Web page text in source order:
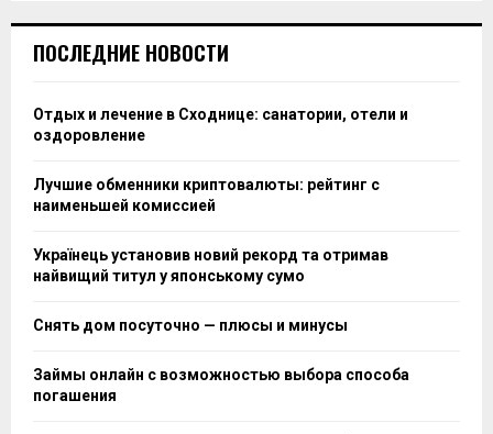
ПОСЛЕДНИЕ НОВОСТИ
Отдых и лечение в Сходнице: санатории, отели и
оздоровление
Лучшие обменники криптовалюты: рейтинг с
наименьшей комиссией
Українець установив новий рекорд та отримав
найвищий титул у японському сумо
Снять дом посуточно — плюсы и минусы
Займы онлайн с возможностью выбора способа
погашения